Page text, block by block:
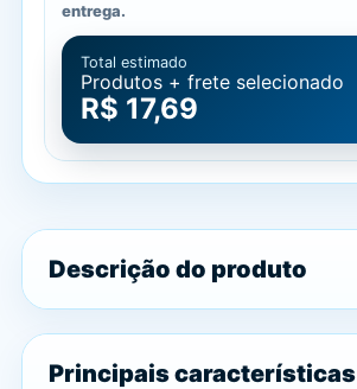
entrega.
Total estimado
Produtos + frete selecionado
R$ 17,69
Descrição do produto
Principais características